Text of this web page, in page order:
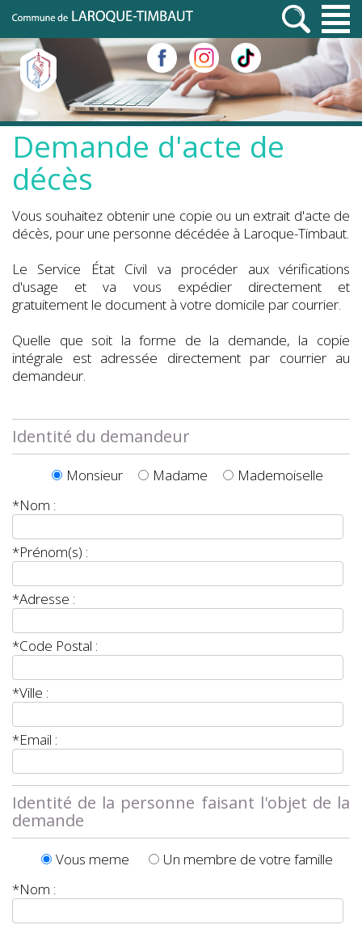
Demande d'acte de
décès
Vous souhaitez obtenir une copie ou un extrait d'acte de
décès, pour une personne décédée à Laroque-Timbaut.
Le Service État Civil va procéder aux vérifications
d'usage et va vous expédier directement et
gratuitement le document à votre domicile par courrier.
Quelle que soit la forme de la demande, la copie
intégrale est adressée directement par courrier au
demandeur.
Identité du demandeur
Monsieur Madame
Mademoiselle
*Nom :
*Prénom(s) :
*Adresse :
*Code Postal :
*Ville :
*Email :
Identité de la personne faisant l'objet de la
demande
Vous meme
Un membre de votre famille
*Nom :